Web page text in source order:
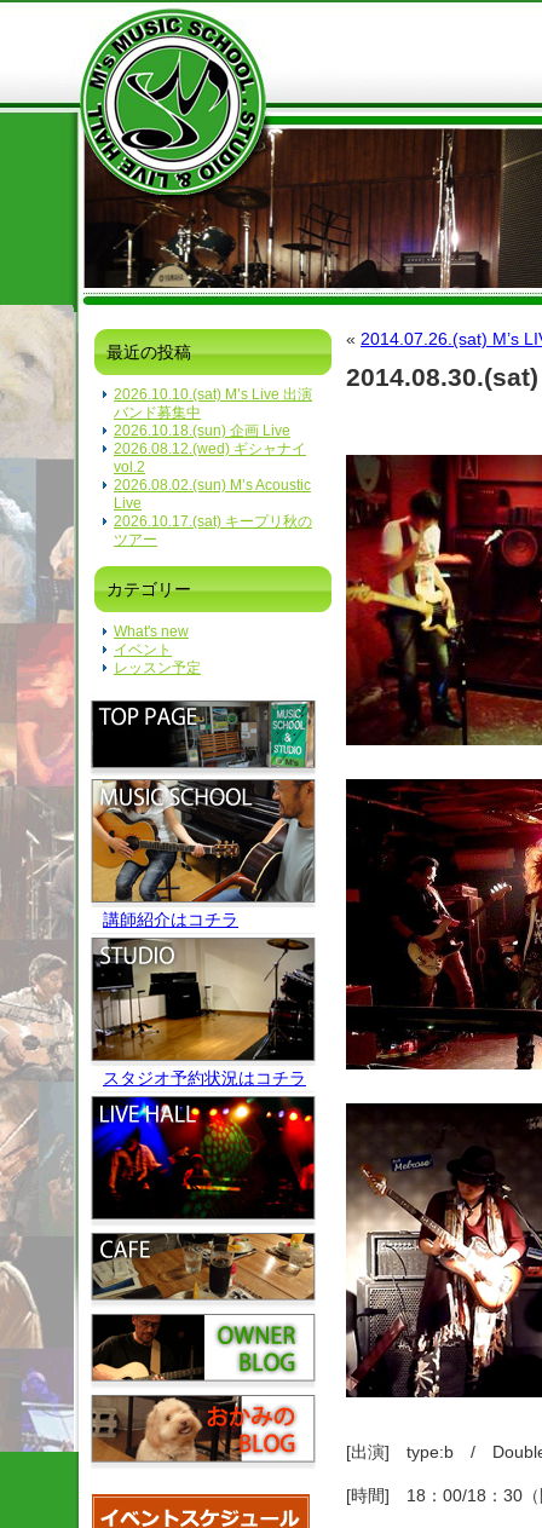
最近の投稿
2026.10.10.(sat) M’s Live 出演
バンド募集中
2026.10.18.(sun) 企画 Live
2026.08.12.(wed) ギシャナイ
vol.2
2026.08.02.(sun) M’s Acoustic
Live
2026.10.17.(sat) キープリ秋の
ツアー
カテゴリー
What's new
イベント
レッスン予定
講師紹介はコチラ
スタジオ予約状況はコチラ
« 2014.07.26.(sat) M’s
[出演] type:b /
[時間] 18：00/18：30（